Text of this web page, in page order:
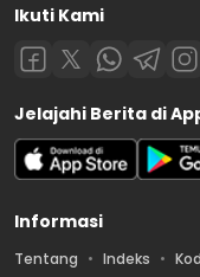
Ikuti Kami
Jelajahi Berita di
Informasi
Tentang Indeks